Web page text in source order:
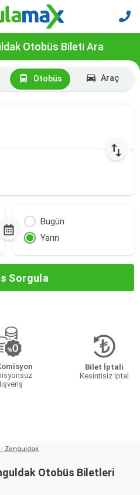
Otobüs Bileti Ara
Otobüs Araç
Bugün
Yarın
Sorgula
Bilet İptali
Kesintisiz İptal
Zonguldak
Otobüs Biletleri